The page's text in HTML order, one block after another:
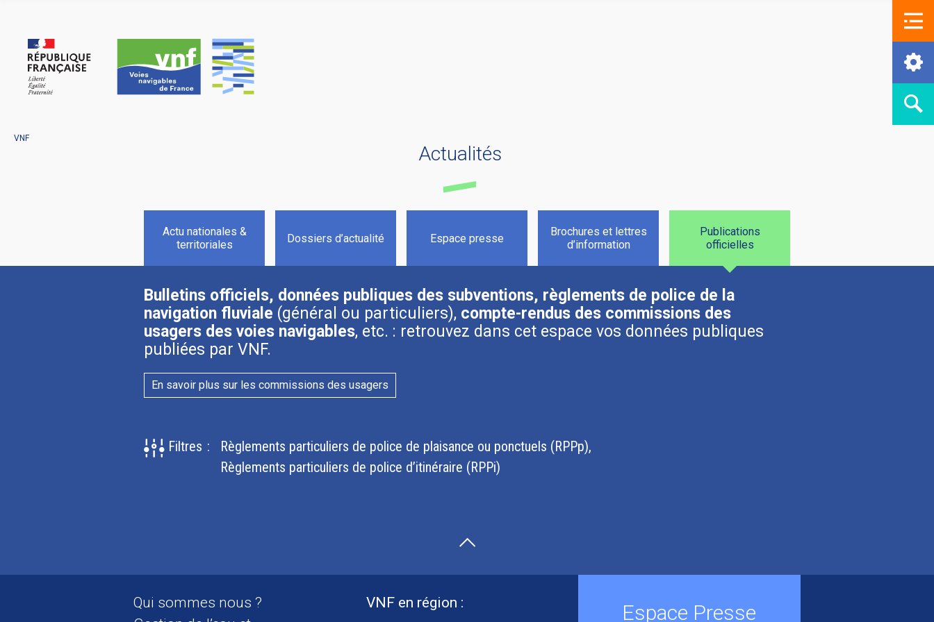
VNF
Actualités
Actu nationales &
territoriales
Dossiers d’actualité Espace presse
Brochures et lettres
d’information
Publications
officielles
Bulletins officiels, données publiques des subventions, règlements de police de la
navigation fluviale (général ou particuliers), compte-rendus des commissions des
usagers des voies navigables, etc. : retrouvez dans cet espace vos données publiques
publiées par VNF.
En savoir plus sur les commissions des usagers
Filtres :
Règlements particuliers de police de plaisance ou ponctuels (RPPp)
Règlements particuliers de police d’itinéraire (RPPi)
Qui sommes nous ?
VNF en région : Espace Presse